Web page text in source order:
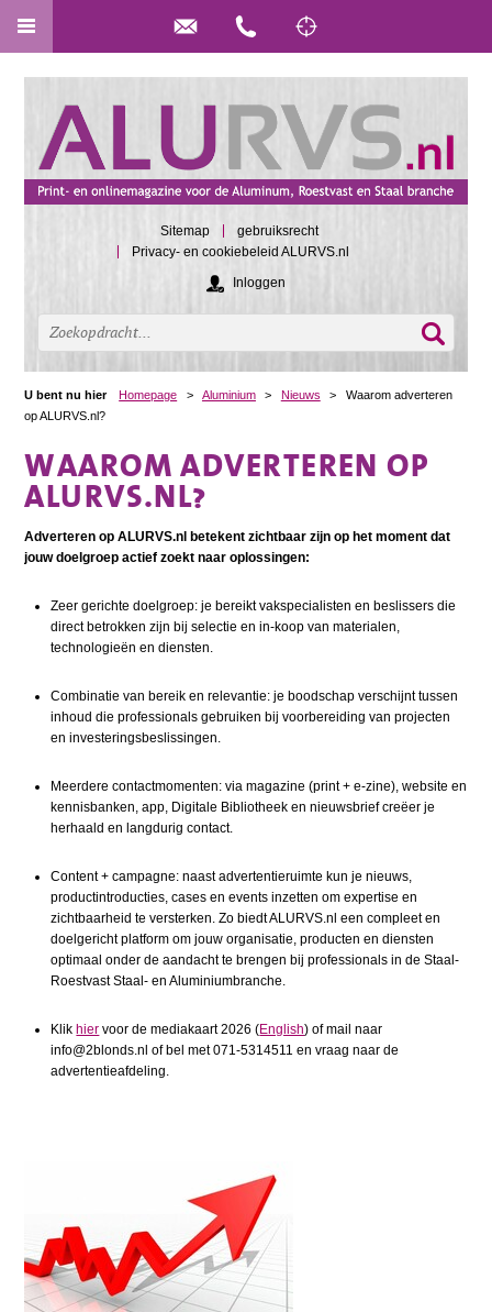
Sitemap
gebruiksrecht
Privacy- en cookiebeleid ALURVS.nl
Inloggen
U bent nu hier Homepage > Aluminium > Nieuws >
Waarom adverteren
op ALURVS.nl?
WAAROM ADVERTEREN OP
ALURVS.NL?
Adverteren op ALURVS.nl betekent zichtbaar zijn op het moment dat
jouw doelgroep actief zoekt naar oplossingen:
Zeer gerichte doelgroep: je bereikt vakspecialisten en beslissers die
direct betrokken zijn bij selectie en in-koop van materialen,
technologieën en diensten.
Combinatie van bereik en relevantie: je boodschap verschijnt tussen
inhoud die professionals gebruiken bijvoorbereiding van projecten
en investeringsbeslissingen.
Meerdere contactmomenten: via magazine (print + e-zine), website en
kennisbanken, app, Digitale Bibliotheek en nieuwsbrief creëer je
herhaald en langdurig contact.
Content + campagne: naast advertentieruimte kun je nieuws,
productintroducties, cases en events inzettenom expertise en
zichtbaarheid te versterken.Zo biedt ALURVS.nl een compleet en
doelgericht platform om jouw organisatie, producten en diensten
optimaal onder de aandacht te brengen bij professionals in de Staal-
Roestvast Staal- en Aluminiumbranche.
Klik hier voor de mediakaart 2026 (English) of mail naar
info@2blonds.nl of bel met 071-5314511 en vraag naar de
advertentieafdeling.